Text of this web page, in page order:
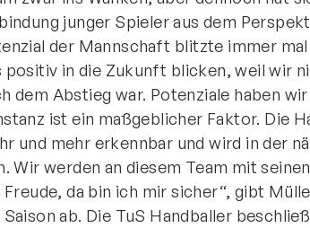
junger Spieler aus dem
der Mannschaft blitzte immer
positiv in die Zukunft blicken, weil wir
dem Abstieg war. Potenziale haben
ist ein maßgeblicher Faktor. Die
und mehr erkennbar und wird in der
Wir werden an diesem Team mit
Freude, da bin ich mir sicher“, gibt
Saison ab. Die TuS Handballer